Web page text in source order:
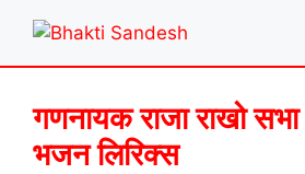
content
गणनायक राजा राखो सभा
भजन लिरिक्स